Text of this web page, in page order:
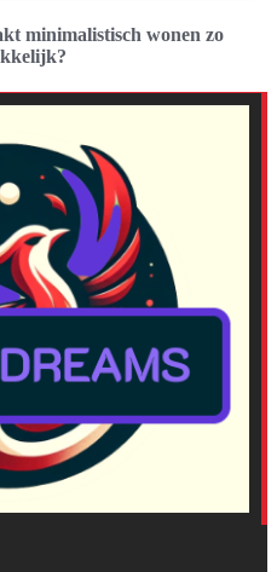
minimalistisch wonen zo